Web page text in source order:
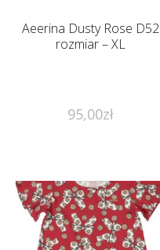
Aeerina Dusty Rose D52
rozmiar – XL
95,00zł